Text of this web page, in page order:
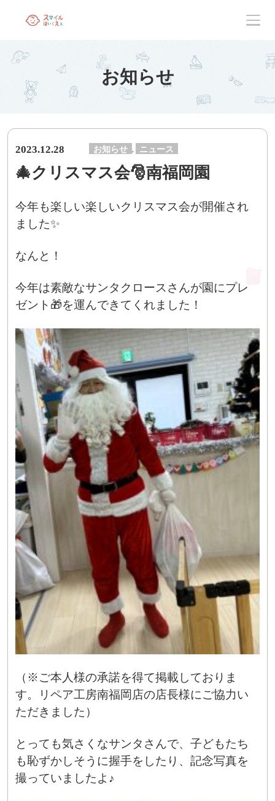
お知らせ
2023.12.28 お知らせ , ニュース
🎄クリスマス会🎅南福岡園
今年も楽しい楽しいクリスマス会が開催され
ました✨
なんと！
今年は素敵なサンタクロースさんが園にプレ
ゼント🎁を運んできてくれました！
（※ご本人様の承諾を得て掲載しておりま
す。リペア工房南福岡店の店長様にご協力い
ただきました）
とっても気さくなサンタさんで、子どもたち
も恥ずかしそうに握手をしたり、記念写真を
撮っていましたよ♪